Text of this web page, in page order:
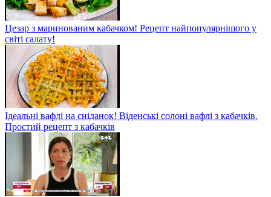
Цезар з маринованим кабачком! Рецепт найпопулярнішого у
світі салату!
Ідеальні вафлі на сніданок! Віденські солоні вафлі з кабачків.
Простий рецепт з кабачків